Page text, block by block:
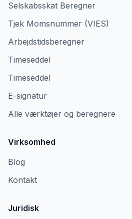
Selskabsskat Beregner
Tjek Momsnummer (VIES)
Arbejdstidsberegner
Timeseddel
Timeseddel
E-signatur
Alle værktøjer og beregnere
Virksomhed
Blog
Kontakt
Juridisk